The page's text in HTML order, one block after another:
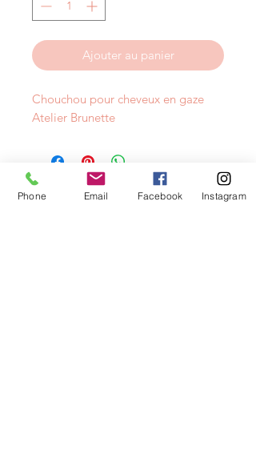
Ajouter au panier
Chouchou pour cheveux en gaze
Atelier Brunette
NEWSLETTER
Phone Email Facebook Instagram